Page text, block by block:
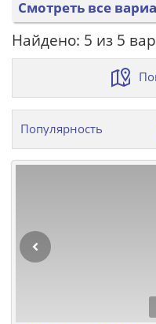
Смотреть все
Найдено: 5 из 5